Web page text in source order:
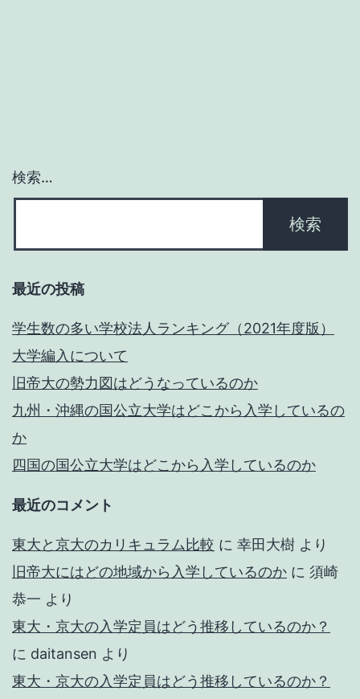
京
大
他
検索…
最近の投稿
学生数の多い学校法人ランキング（2021年度版）
大学編入について
旧帝大の勢力図はどうなっているのか
九州・沖縄の国公立大学はどこから入学しているの
か
四国の国公立大学はどこから入学しているのか
最近のコメント
東大と京大のカリキュラム比較 に 幸田大樹 より
旧帝大にはどの地域から入学しているのか に 須崎
恭一 より
東大・京大の入学定員はどう推移しているのか？
に daitansen より
東大・京大の入学定員はどう推移しているのか？